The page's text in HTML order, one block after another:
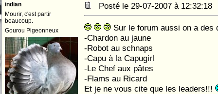
indian
Mourir, c'est partir
beaucoup.
Gourou Pigeonneux
Posté le 29-07-2007 à
Sur le forum aussi on a des
-Chardon au jaune
-Robot au schnaps
-Capu à la Capugirl
-Le Chef aux pâtes
-Flams au Ricard
Et je ne vous cite que les leaders!!!